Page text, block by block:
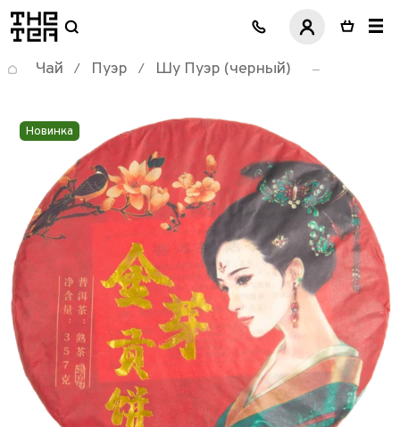
логотип
Чай / Пуэр / Шу Пуэр (черный)
Новинка